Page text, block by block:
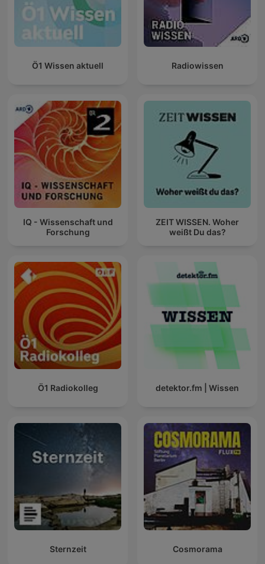
Ö1 Wissen aktuell Radiowissen
IQ - Wissenschaft und
Forschung
ZEIT WISSEN. Woher
weißt Du das?
Ö1 Radiokolleg detektor.fm | Wissen
Sternzeit Cosmorama